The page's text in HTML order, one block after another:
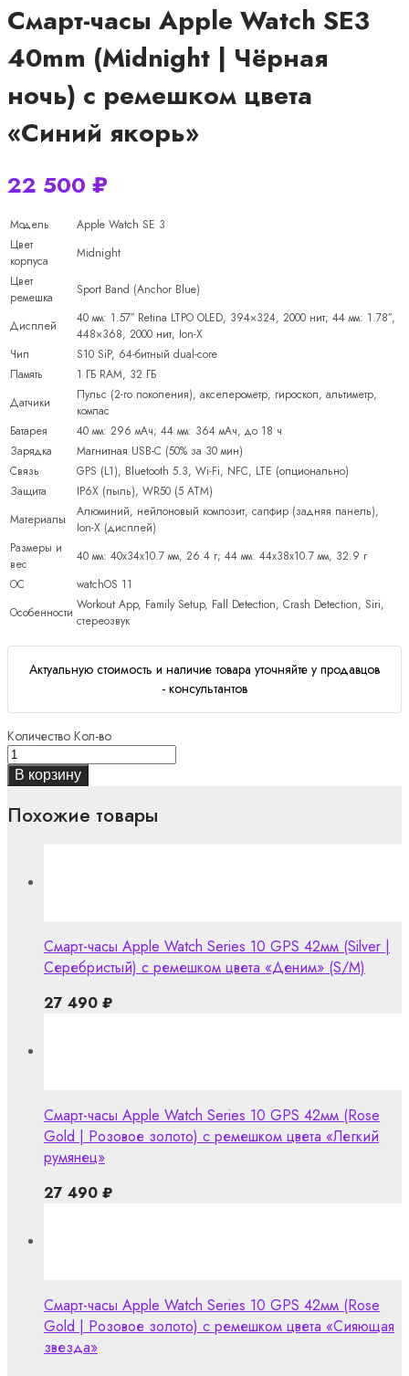
Смарт-часы Apple Watch SE3
40mm (Midnight | Чёрная
ночь) с ремешком цвета
«Синий якорь»
22 500 ₽
Модель
Apple Watch SE 3
Цвет
корпуса
Midnight
Цвет
ремешка
Sport Band (Anchor Blue)
Дисплей
40 мм: 1.57″ Retina LTPO OLED, 394×324, 2000 нит; 44 мм: 1.78″,
448×368, 2000 нит, Ion-X
Чип
S10 SiP, 64-битный dual-core
Память
1 ГБ RAM, 32 ГБ
Датчики
Пульс (2-го поколения), акселерометр, гироскоп, альтиметр,
компас
Батарея
40 мм: 296 мАч; 44 мм: 364 мАч, до 18 ч
Зарядка
Магнитная USB-C (50% за 30 мин)
Связь
GPS (L1), Bluetooth 5.3, Wi-Fi, NFC, LTE (опционально)
Защита
IP6X (пыль), WR50 (5 ATM)
Материалы
Алюминий, нейлоновый композит, сапфир (задняя панель),
Ion-X (дисплей)
Размеры и
вес
40 мм: 40x34x10.7 мм, 26.4 г; 44 мм: 44x38x10.7 мм, 32.9 г
ОС
watchOS 11
Особенности Workout App, Family Setup, Fall Detection, Crash Detection, Siri,
стереозвук
Актуальную стоимость и наличие товара уточняйте у продавцов
- консультантов
Количество Кол-во
В корзину
Похожие товары
Смарт-часы Apple Watch Series 10 GPS 42мм (Silver |
Серебристый) с ремешком цвета «Деним» (S/M)
27 490 ₽
Смарт-часы Apple Watch Series 10 GPS 42мм (Rose
Gold | Розовое золото) с ремешком цвета «Легкий
румянец»
27 490 ₽
Смарт-часы Apple Watch Series 10 GPS 42мм (Rose
Gold | Розовое золото) с ремешком цвета «Сияющая
звезда»